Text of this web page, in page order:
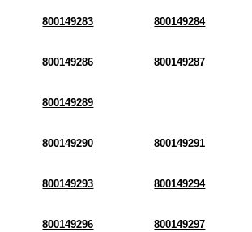
800149283 800149284
800149286 800149287
800149289
800149290 800149291
800149293 800149294
800149296 800149297